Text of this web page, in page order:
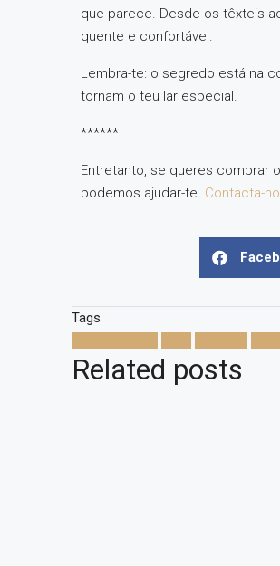
que parece. Desde os têxteis
quente e confortável.
Lembra-te: o segredo está na
tornam o teu lar especial.
******
Entretanto, se queres comprar
podemos ajudar-te. Contacta-
Tags
Related posts